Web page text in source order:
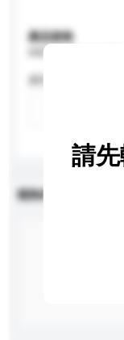
產品規格
查詢內容
請